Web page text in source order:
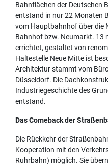
Bahnflächen der Deutschen
entstand in nur 22 Monaten
vom Hauptbahnhof über die
Bahnhof bzw. Neumarkt. 13
errichtet, gestaltet von
Haltestelle Neue Mitte ist
Architektur stammt vom
Düsseldorf. Die
Industriegeschichte des
entstand.
Das Comeback der
Die Rückkehr der
Kooperation mit den
Ruhrbahn) möglich. Sie